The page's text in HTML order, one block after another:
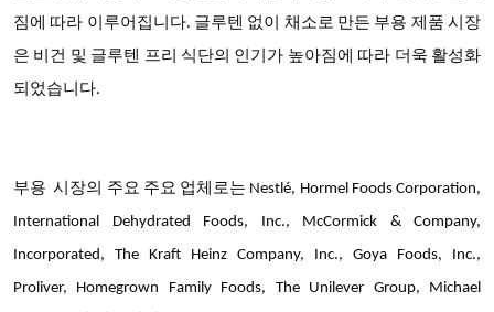
짐에 따라 이루어집니다. 글루텐 없이 채소로 만든 부용 제품 시장
은 비건 및 글루텐 프리 식단의 인기가 높아짐에 따라 더욱 활성화
되었습니다.
부용 시장의 주요 주요 업체 로는 Nestlé, Hormel Foods Corporation,
International Dehydrated Foods, Inc., McCormick & Company,
Incorporated, The Kraft Heinz Company, Inc., Goya Foods, Inc.,
Proliver, Homegrown Family Foods, The Unilever Group, Michael